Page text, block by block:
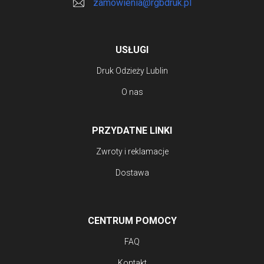
zamowienia@rgbdruk.pl
USŁUGI
Druk Odzieży Lublin
O nas
PRZYDATNE LINKI
Zwroty i reklamacje
Dostawa
CENTRUM POMOCY
FAQ